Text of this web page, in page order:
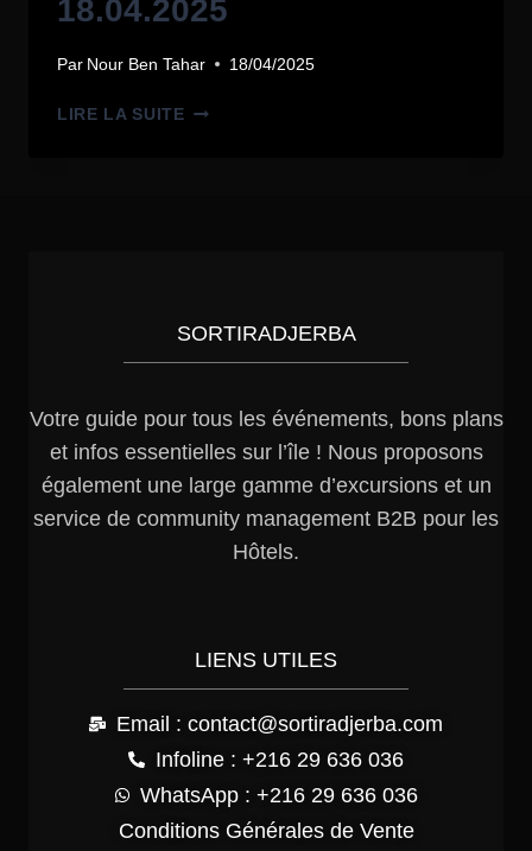
18.04.2025
Par Nour Ben Tahar 18/04/2025
LIRE LA SUITE
SORTIRADJERBA
Votre guide pour tous les événements, bons plans
et infos essentielles sur l’île ! Nous proposons
également une large gamme d’excursions et un
service de community management B2B pour les
Hôtels.
LIENS UTILES
Email : contact@sortiradjerba.com
Infoline : +216 29 636 036
WhatsApp : +216 29 636 036
Conditions Générales de Vente